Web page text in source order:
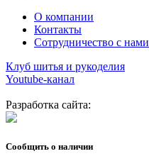
О компании
Контакты
Сотрудничество с нами
Клуб шитья и рукоделия
Youtube-канал
Разработка сайта:
Сообщить о наличии